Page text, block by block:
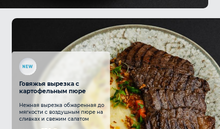
Говяжья вырезка с
картофельным пюре
Нежная вырезка обжаренная до
мягкости с воздушным пюре на
сливках и свежим салатом